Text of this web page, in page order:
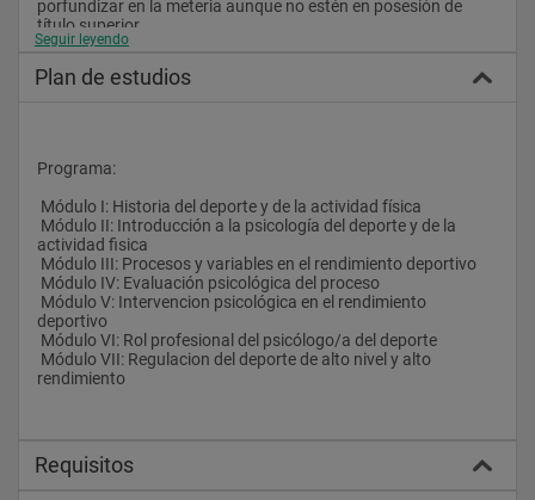
porfundizar en la meteria aunque no estén en posesión de
título superior.
Temario desarrollado.
Servicio de asesoramiento.
Se podrá tener acceso al material en la Intranet, para lo cual
se facilitarán dos claves de acceso: usuario y contraseña.
Sistema Online A Distancia:
Desde el año 1993, el Instituto Europeo Campus Stellae
atiende de forma personalizada a cada alumno, haciendo
accesible el estudio de los alumnos que residen en otros países
o ciudades.
La metodología es sencilla y eficaz. Ofrecemos un entorno
seguro y cerrado de comunicación, Área Alumnos, a través del
que se desarrollan las principales actividades:
Reparto y acceso a temario, con actualizaciones periódicas,
alumno.
Seguir leyendo
Plan de estudios
Programa:
Módulo I: Historia del deporte y de la actividad física
actividad fisica
Módulo III: Procesos y variables en el rendimiento deportivo
Módulo IV: Evaluación psicológica del proceso
deportivo
Módulo VI: Rol profesional del psicólogo/a del deporte
rendimiento
Requisitos